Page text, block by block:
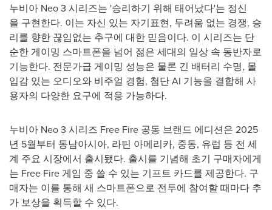
누비아 Neo 3 시리즈는 '승리하기 위해 태어났다'는 정신
을 구현한다. 이는 자신 있는 자기표현, 두려움 없는 경쟁, 승
리를 향한 끊임없는 추구에 대한 믿음이다. 이 시리즈는 단
순한 게이밍 스마트폰을 넘어 젊은 세대의 일상 속 동반자로
기능한다. 전문가급 게이밍 성능은 물론 긴 배터리 수명, 몰
입감 있는 오디오와 비주얼 경험, 첨단 AI 기능을 결합해 사
용자의 다양한 요구에 적응 가능하다.
누비아 Neo 3 시리즈 Free Fire 공동 브랜드 에디션은 2025
년 5월부터 동남아시아, 라틴 아메리카, 중동, 유럽 등 전 세
계 주요 시장에서 출시됐다. 출시를 기념해 초기 구매자에게
는 Free Fire 게임 중 쓸 수 있는 기프트 카드를 제공한다. 구
매자는 이를 통해 새 스마트폰으로 전투에 참여할 때마다 추
가 보상을 획득할 수 있다.